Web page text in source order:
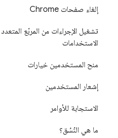
إلغاء صفحات Chrome
تشغيل الإجراءات من المربّع المتعدد
الاستخدامات
منح المستخدمين خيارات
إشعار المستخدمين
الاستجابة للأوامر
ما هي النُسُق؟